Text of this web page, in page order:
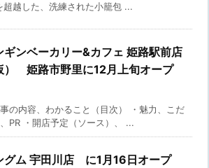
超越した、洗練された小籠包 ...
ギンベーカリー&カフェ 姫路駅前店
） 姫路市野里に12月上旬オープ
の内容、わかること（目次） ・魅力、こだ
PR ・開店予定（ソース）、 ...
グム 宇田川店 に1月16日オープ